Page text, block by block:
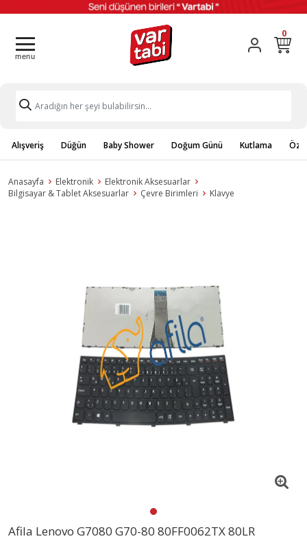
0
Alışveriş Düğün Baby Shower Doğum Günü Kutlama
Anasayfa Elektronik
Elektronik Aksesuarlar
Bilgisayar & Tablet Aksesuarlar
Çevre Birimleri Klavye
Afila Lenovo G7080 G70-80 80FF0062TX 80LR